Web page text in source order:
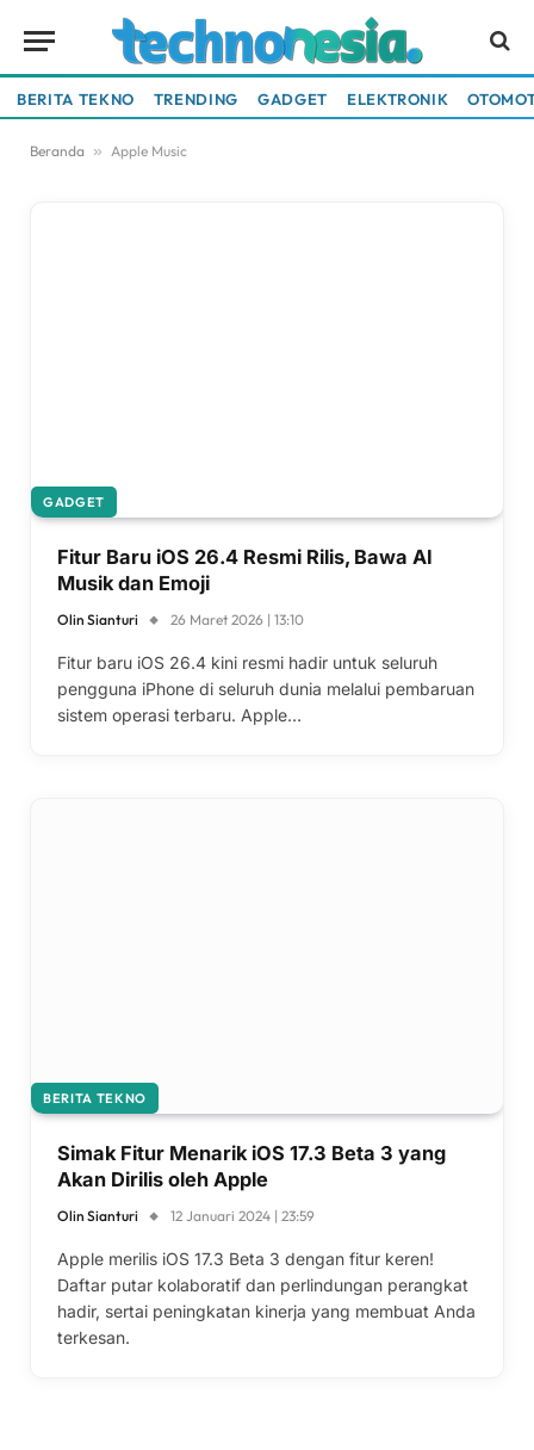
BERITA TEKNO TRENDING GADGET ELEKTRONIK
Beranda » Apple Music
GADGET
Fitur Baru iOS 26.4 Resmi Rilis, Bawa AI
Musik dan Emoji
Olin Sianturi 26 Maret 2026 | 13:10
Fitur baru iOS 26.4 kini resmi hadir untuk seluruh
pengguna iPhone di seluruh dunia melalui pembaruan
sistem operasi terbaru. Apple…
BERITA TEKNO
Simak Fitur Menarik iOS 17.3 Beta 3 yang
Akan Dirilis oleh Apple
Olin Sianturi 12 Januari 2024 | 23:59
Apple merilis iOS 17.3 Beta 3 dengan fitur keren!
Daftar putar kolaboratif dan perlindungan perangkat
hadir, sertai peningkatan kinerja yang membuat Anda
terkesan.